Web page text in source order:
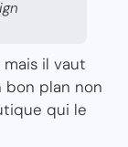
il vaut
plan non
qui le